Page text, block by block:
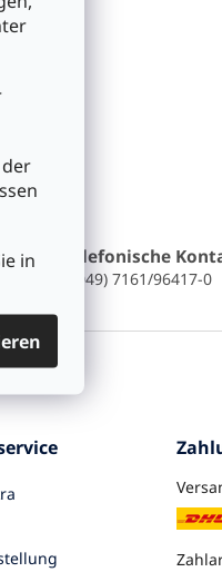
in
Telefonische
(0049) 7161/96417-0